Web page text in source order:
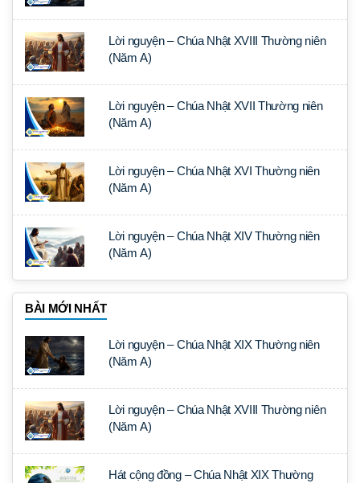
Lời nguyện – Chúa Nhật XVIII Thường niên
(Năm A)
Lời nguyện – Chúa Nhật XVII Thường niên
(Năm A)
Lời nguyện – Chúa Nhật XVI Thường niên
(Năm A)
Lời nguyện – Chúa Nhật XIV Thường niên
(Năm A)
BÀI MỚI NHẤT
Lời nguyện – Chúa Nhật XIX Thường niên
(Năm A)
Lời nguyện – Chúa Nhật XVIII Thường niên
(Năm A)
Hát cộng đồng – Chúa Nhật XIX Thường